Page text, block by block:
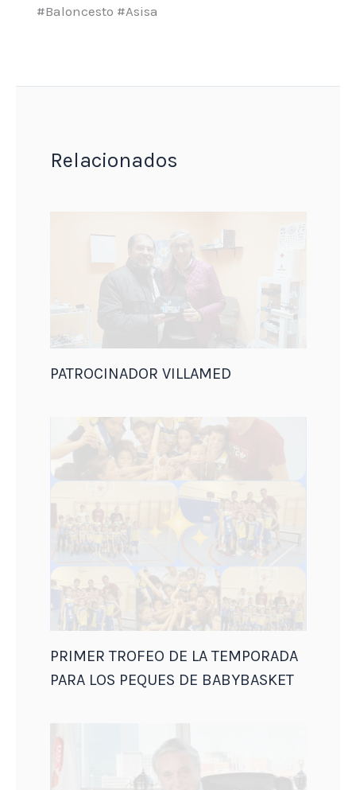
#Baloncesto #Asisa
Relacionados
PATROCINADOR VILLAMED
PRIMER TROFEO DE LA TEMPORADA
PARA LOS PEQUES DE BABYBASKET